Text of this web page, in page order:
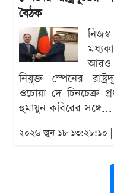
বৈঠক
আরও
নিযুক্ত স্পেনের
ওচোয়া দে চিনচেক্র
হুমায়ুন কবিরের সঙ্গে...
২০২৬ জুন ১৮ ১৩:২৮:১০